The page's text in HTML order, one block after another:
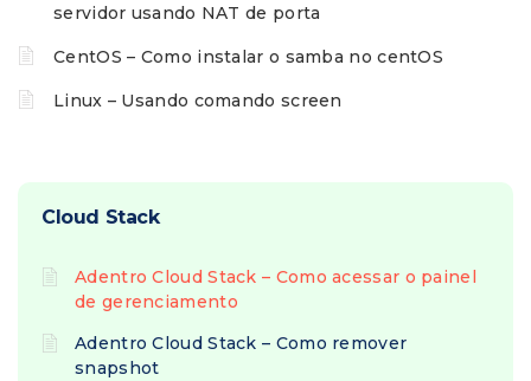
servidor usando NAT de porta
CentOS – Como instalar o samba no centOS
Linux – Usando comando screen
Cloud Stack
Adentro Cloud Stack – Como acessar o painel
de gerenciamento
Adentro Cloud Stack – Como remover
snapshot